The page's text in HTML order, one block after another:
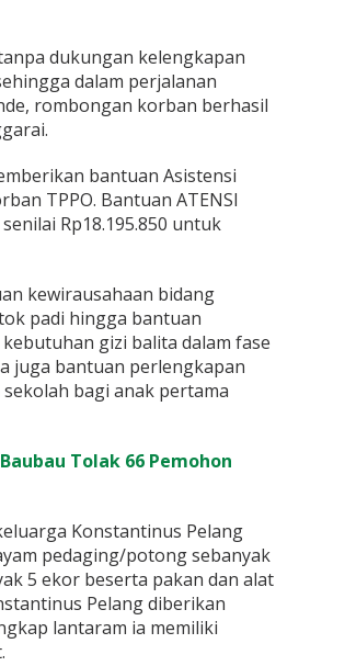
dukungan kelengkapan
dalam perjalanan
rombongan korban berhasil
bantuan Asistensi
TPPO. Bantuan ATENSI
Rp18.195.850 untuk
kewirausahaan bidang
padi hingga bantuan
gizi balita dalam fase
juga bantuan perlengkapan
bagi anak pertama
Tolak 66 Pemohon
Konstantinus Pelang
pedaging/potong sebanyak
5 ekor beserta pakan dan alat
Pelang diberikan
lantaram ia memiliki